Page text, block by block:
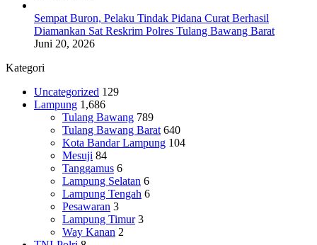
Sempat Buron, Pelaku Tindak Pidana Curat Berhasil
Diamankan Sat Reskrim Polres Tulang Bawang Barat
Juni 20, 2026
Kategori
Uncategorized 129
Lampung 1,686
Tulang Bawang 789
Tulang Bawang Barat 640
Kota Bandar Lampung 104
Mesuji 84
Tanggamus 6
Lampung Selatan 6
Lampung Tengah 6
Pesawaran 3
Lampung Timur 3
Way Kanan 2